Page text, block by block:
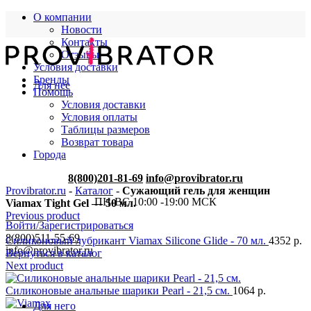
О компании
Новости
Контакты
Отзывы
Условия доставки
Бренды
Помощь
Условия доставки
Условия оплаты
Таблицы размеров
Возврат товара
Города
8(800)201-81-69 info@provibrator.ru
ПН-ВС 10:00 -19:00 МСК
Войти/Зарегистрироваться
8(800)511-55-69
info@provibrator.ru
Для нее
Для него
Provibrator.ru - Каталог - Сужающий гель для женщин
Viamax Tight Gel — 50 мл.
Previous product
Силиконовый лубрикант Viamax Silicone Glide - 70 мл. 4352 р.
Вернуться в каталог
Next product
Силиконовые анальные шарики Pearl - 21,5 см. 1064 р.